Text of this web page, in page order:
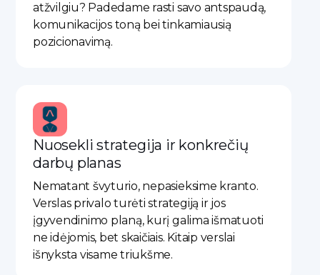
atžvilgiu? Padedame rasti savo antspaudą,
komunikacijos toną bei tinkamiausią
pozicionavimą.​
Nuosekli strategija ir konkrečių
darbų planas
Nematant švyturio, nepasieksime kranto.
Verslas privalo turėti strategiją ir jos
įgyvendinimo planą, kurį galima išmatuoti
ne idėjomis, bet skaičiais. Kitaip verslai
išnyksta visame triukšme.​